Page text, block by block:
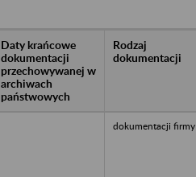
Daty krańcowe
dokumentacji
przechowywanej w
archiwach
państwowych
Rodzaj
dokumentacji
dokumentacji firmy